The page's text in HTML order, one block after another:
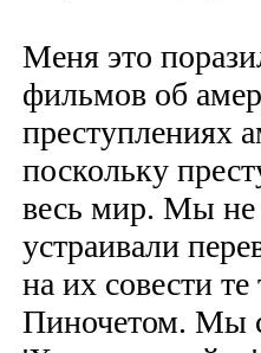
Меня это
фильмов об
преступлениях
поскольку
весь мир. Мы не
устраивали
на их совести
Пиночетом. Мы